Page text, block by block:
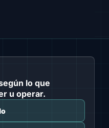
lo que
u operar.